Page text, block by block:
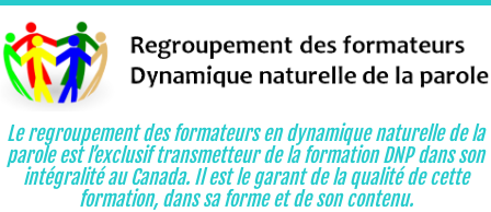
Le regroupement des formateurs en dynamique naturelle de la
parole est l’exclusif transmetteur de la formation DNP dans son
intégralité au Canada. Il est le garant de la qualité de cette
formation, dans sa forme et de son contenu.